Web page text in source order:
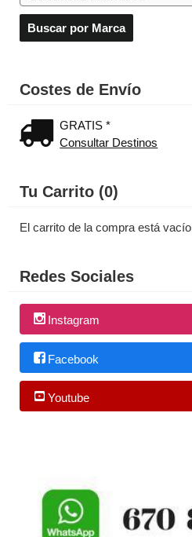
Costes de Envío
GRATIS *
Consultar Destinos
Tu Carrito (0)
El carrito de la compra está vacío
Redes Sociales
Instagram
Facebook
Youtube